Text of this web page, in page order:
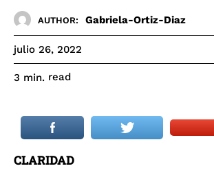
AUTHOR: Gabriela-Ortiz-Diaz
julio 26, 2022
3 min. read
CLARIDAD